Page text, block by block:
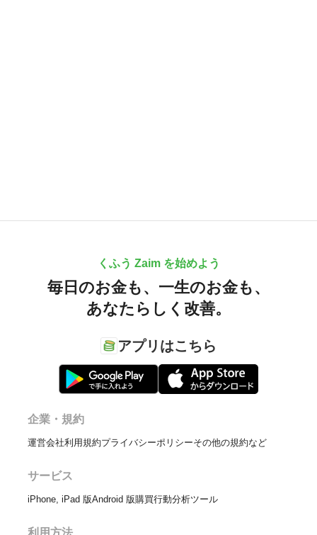
くふう Zaim を始めよう
毎日のお金も、 一生のお金も、
あなたらしく改善。
アプリはこちら
企業・規約
運営会社利用規約プライバシーポリシーその他の規約など
サービス
iPhone, iPad 版Android 版購買行動分析ツール
利用方法